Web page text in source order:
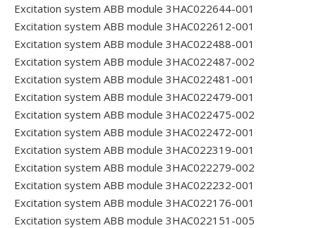
Excitation system ABB module 3HAC022644-001
Excitation system ABB module 3HAC022612-001
Excitation system ABB module 3HAC022488-001
Excitation system ABB module 3HAC022487-002
Excitation system ABB module 3HAC022481-001
Excitation system ABB module 3HAC022479-001
Excitation system ABB module 3HAC022475-002
Excitation system ABB module 3HAC022472-001
Excitation system ABB module 3HAC022319-001
Excitation system ABB module 3HAC022279-002
Excitation system ABB module 3HAC022232-001
Excitation system ABB module 3HAC022176-001
Excitation system ABB module 3HAC022151-005